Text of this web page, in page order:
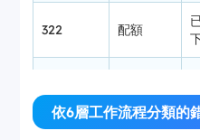
322 配額
502 串流處理
依6層工作流程分類的